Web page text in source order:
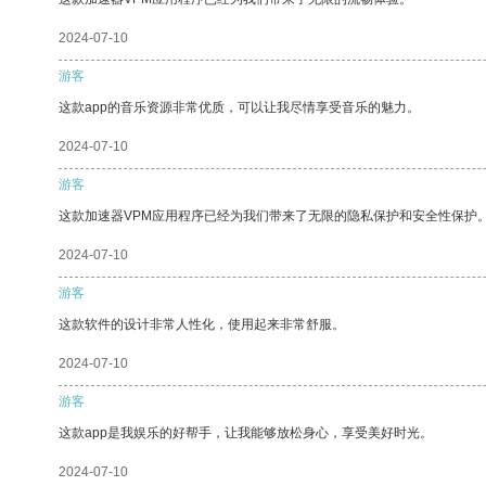
2024-07-10
游客
这款app的音乐资源非常优质，可以让我尽情享受音乐的魅力。
2024-07-10
游客
这款加速器VPM应用程序已经为我们带来了无限的隐私保护和安全性保护
2024-07-10
游客
这款软件的设计非常人性化，使用起来非常舒服。
2024-07-10
游客
这款app是我娱乐的好帮手，让我能够放松身心，享受美好时光。
2024-07-10